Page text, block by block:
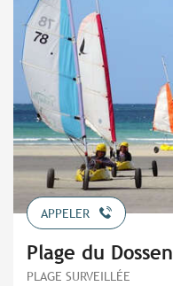
APPELER
Plage du Dossen
PLAGE SURVEILLÉE